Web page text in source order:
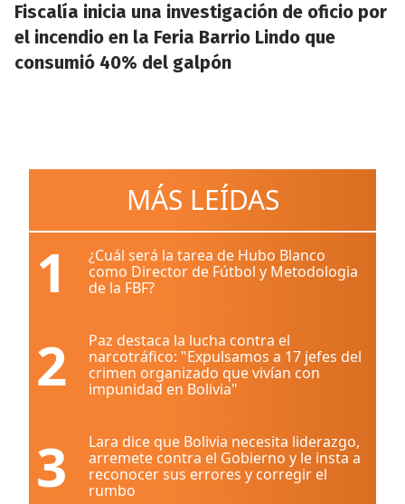
Fiscalía inicia una investigación de oficio por
el incendio en la Feria Barrio Lindo que
consumió 40% del galpón
MÁS LEÍDAS
1
¿Cuál será la tarea de Hubo Blanco
como Director de Fútbol y Metodologia
de la FBF?
2
Paz destaca la lucha contra el
narcotráfico: "Expulsamos a 17 jefes del
crimen organizado que vivían con
impunidad en Bolivia"
3
Lara dice que Bolivia necesita liderazgo,
arremete contra el Gobierno y le insta a
reconocer sus errores y corregir el
rumbo